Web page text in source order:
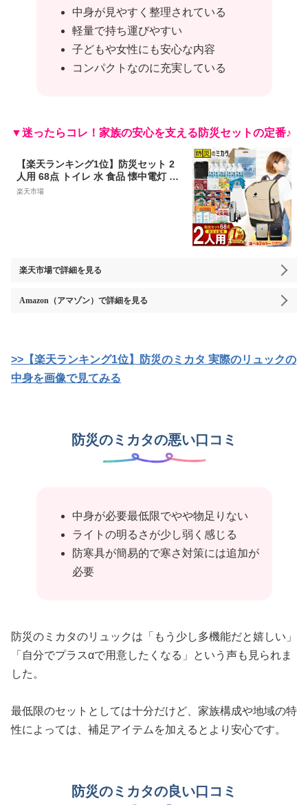
中身が見やすく整理されている
軽量で持ち運びやすい
子どもや女性にも安心な内容
コンパクトなのに充実している
▼迷ったらコレ！家族の安心を支える防災セットの定番♪
【楽天ランキング1位】防災セット 2
人用 68点 トイレ 水 食品 懐中電灯 ラ
ンタン 袋 中身 防災 リュック 防災リ
楽天市場
楽天市場で詳細を見る
Amazon（アマゾン） で詳細を見る
>>【楽天ランキング1位】防災のミカタ 実際のリュックの
中身を画像で見てみる
防災のミカタの悪い口コミ
中身が必要最低限でやや物足りない
ライトの明るさが少し弱く感じる
防寒具が簡易的で寒さ対策には追加が
必要
防災のミカタのリュックは「もう少し多機能だと嬉しい」
「自分でプラスαで用意したくなる」という声も見られま
した。
最低限のセットとしては十分だけど、家族構成や地域の特
性によっては、補足アイテムを加えるとより安心です。
防災のミカタの良い口コミ